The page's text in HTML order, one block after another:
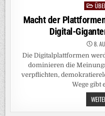
Posted
Macht der
Digital-
8.
Die Digitalplattformen
dominieren die
verpflichten,
Wege gibt